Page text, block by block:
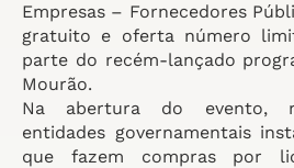
Empresas – Fornecedores
gratuito e oferta número
parte do recém-lançado
Mourão.
Na abertura do evento,
entidades governamentais
que fazem compras por